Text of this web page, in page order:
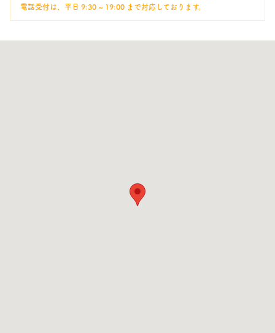
電話受付は、平日 9:30 ~ 19:00 まで対応しております。